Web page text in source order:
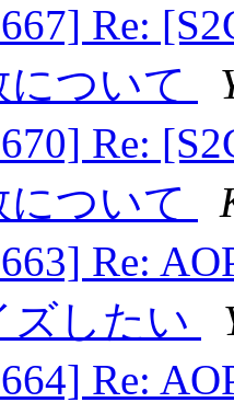
Re:
ついて
Re:
ついて
Re:
ズしたい
Re: